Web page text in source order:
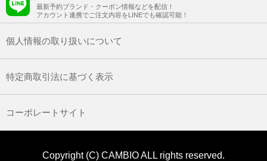
最新予約ブランド・クーポン情報などを配信！
アカウント連携でご注文内容をLINEでも確認可能！
個人情報の取り扱いについて
特定商取引法に基づく表示
コーポレートサイト
Copyright (C) CAMBIO ALL rights reserved.